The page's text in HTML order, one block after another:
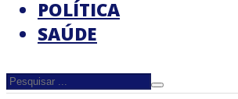
POLÍTICA
SAÚDE